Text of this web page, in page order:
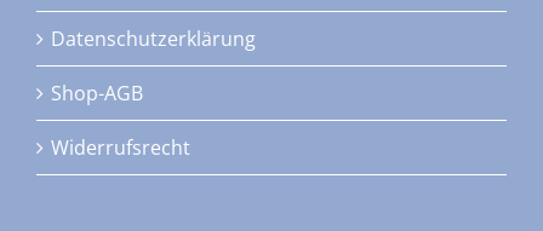
Datenschutzerklärung
Shop-AGB
Widerrufsrecht